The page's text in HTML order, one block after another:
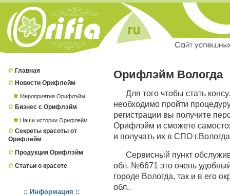
Главная
Новости Орифлейм
Мероприятия Орифлэйм
Бизнес с Орифлэйм
Наши истории Орифлейм
Секреты красоты от
Орифлейм
Продукция Орифлэйм
Статьи о красоте
:: Информация ::
Орифлэйм Вологда
Для того чтобы стать
необходимо пройти
регистрации вы получите
Орифлэйм и сможете
и получать их в СПО
Сервисный пункт
обл. №6671 это очень
городе Вологда, так и в его
обл..